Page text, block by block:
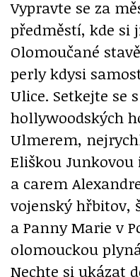
Vypravte se za
předměstí, kde si
Olomoučané
perly kdysi
Ulice. Setkejte se
hollywoodských
Ulmerem,
Eliškou
a carem
vojenský hřbitov,
a Panny Marie v
olomouckou
Nechte si ukázat